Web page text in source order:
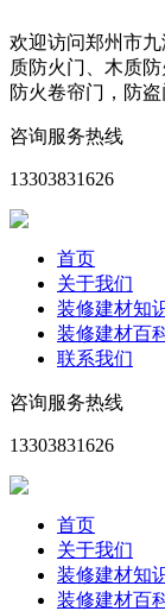
欢迎访问郑州市
质防火门、木质
防火卷帘门，防
咨询服务热线
13303831626
首页
关于我们
装修建材知
装修建材百
联系我们
咨询服务热线
13303831626
首页
关于我们
装修建材知
装修建材百